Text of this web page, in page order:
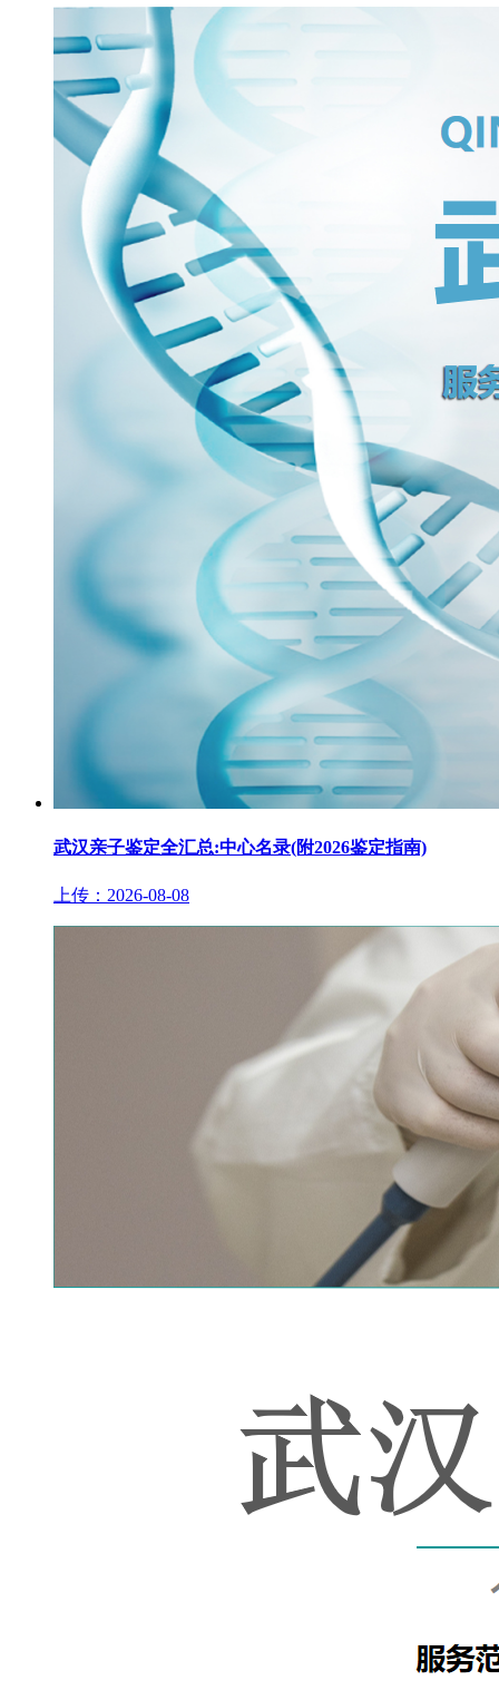
武汉亲子鉴定全汇总:中心名录(附2026鉴定指南)
上传：2026-08-08